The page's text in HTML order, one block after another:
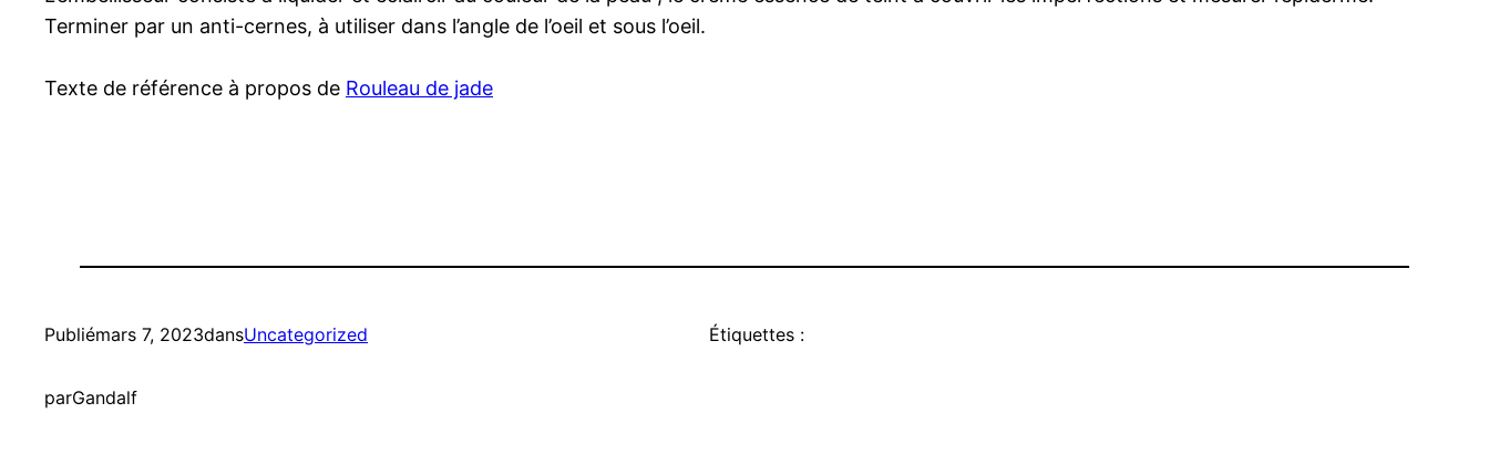
Terminer par un anti-cernes, à utiliser dans l’angle de l’oeil et sous l’oeil.
Texte de référence à propos de Rouleau de jade
Publiémars 7, 2023dansUncategorized
parGandalf
Étiquettes :